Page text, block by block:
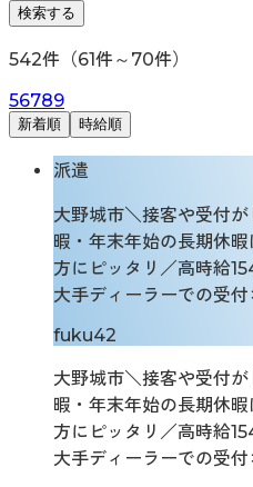
検索する
542件（61件～ 70件）
56789
新着順 時給順
派遣
大野城市＼接客や受付
暇・年末年始の長期休
方にピッタリ／高時給
大手ディーラーでの受
fuku42
大野城市＼接客や受付
暇・年末年始の長期休
方にピッタリ／高時給
大手ディーラーでの受